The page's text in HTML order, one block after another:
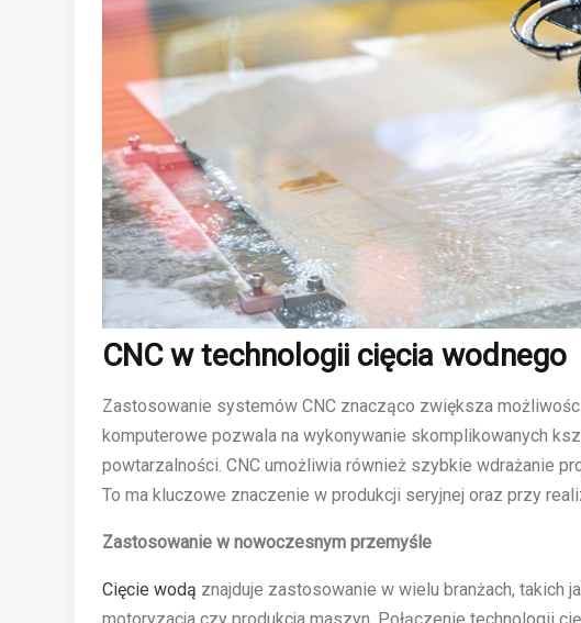
CNC w technologii cięcia wodnego
Zastosowanie systemów CNC znacząco zwiększa
komputerowe pozwala na wykonywanie skomplikowanych
powtarzalności. CNC umożliwia również szybkie wdrażanie
To ma kluczowe znaczenie w produkcji seryjnej oraz przy
Zastosowanie w nowoczesnym przemyśle
Cięcie wodą znajduje zastosowanie w wielu branżach, takich